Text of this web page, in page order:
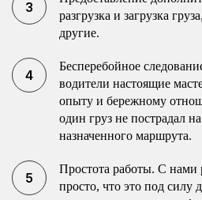
разгрузка и загрузка
другие.
Бесперебойное
водители настоящие
опыту и бережному
один груз не пострадал
назначенного маршрута.
Простота работы. С нами
просто, что это под